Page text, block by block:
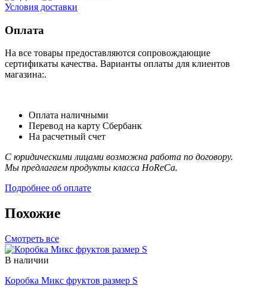
Условия доставки
Оплата
На все товары предоставляются сопровождающие
сертификаты качества. Варианты оплаты для клиентов
магазина:.
Оплата наличными
Перевод на карту Сбербанк
На расчетный счет
С юридическими лицами возможна работа по договору.
Мы предлагаем продукты класса HoReCa.
Подробнее об оплате
Похожие
Смотреть все
В наличии
Коробка Микс фруктов размер S